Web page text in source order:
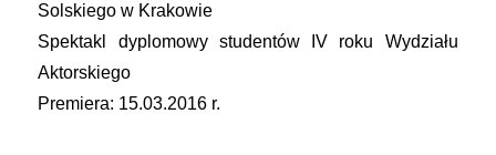
Solskiego w Krakowie
Spektakl dyplomowy studentów IV roku Wydziału
Aktorskiego
Premiera: 15.03.2016 r.